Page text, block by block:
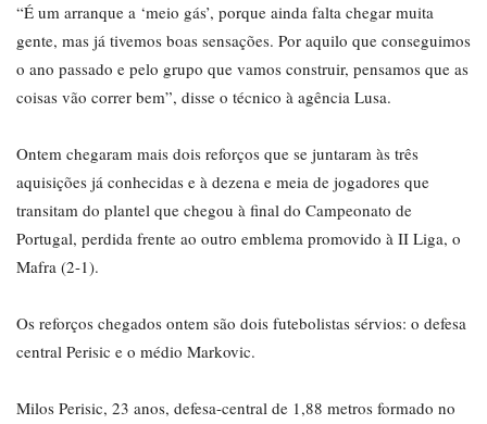
“É um arranque a ‘meio gás’, porque ainda falta chegar muita
gente, mas já tivemos boas sensações. Por aquilo que conseguimos
o ano passado e pelo grupo que vamos construir, pensamos que as
coisas vão correr bem”, disse o técnico à agência Lusa.
Ontem chegaram mais dois reforços que se juntaram às três
aquisições já conhecidas e à dezena e meia de jogadores que
transitam do plantel que chegou à final do Campeonato de
Portugal, perdida frente ao outro emblema promovido à II Liga, o
Mafra (2-1).
Os reforços chegados ontem são dois futebolistas sérvios: o defesa
central Perisic e o médio Markovic.
Milos Perisic, 23 anos, defesa-central de 1,88 metros formado no